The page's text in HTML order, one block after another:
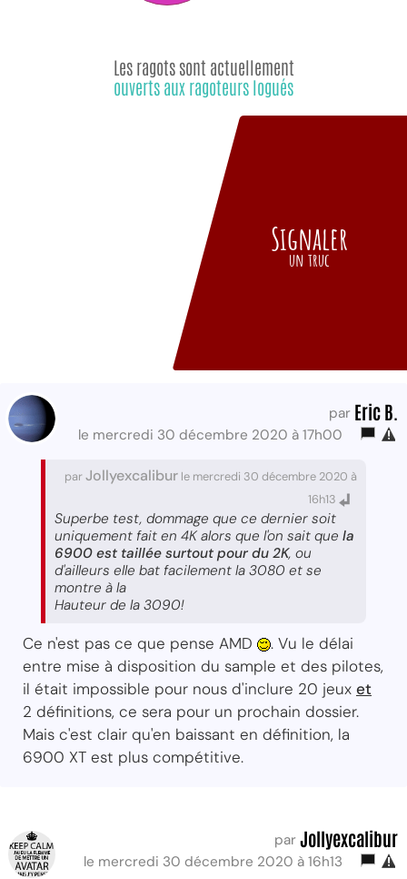
Les ragots sont actuellement
ouverts aux ragoteurs logués
Signaler
un truc
par Eric B.
le mercredi 30 décembre 2020 à 17h00
parJollyexcalibur le mercredi 30 décembre 2020 à
16h13
Superbe test, dommage que ce dernier soit
uniquement fait en 4K alors que l'on sait que la
6900 est taillée surtout pour du 2K, ou
d'ailleurs elle bat facilement la 3080 et se
montre à la
Hauteur de la 3090!
Ce n'est pas ce que pense AMD
. Vu le délai
entre mise à disposition du sample et des pilotes,
il était impossible pour nous d'inclure 20 jeux et
2 définitions, ce sera pour un prochain dossier.
Mais c'est clair qu'en baissant en définition, la
6900 XT est plus compétitive.
par Jollyexcalibur
le mercredi 30 décembre 2020 à 16h13